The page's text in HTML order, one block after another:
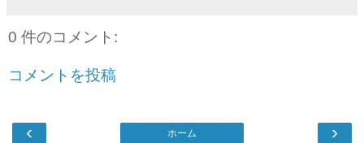
0 件のコメント:
コメントを投稿
‹ ›
ホーム